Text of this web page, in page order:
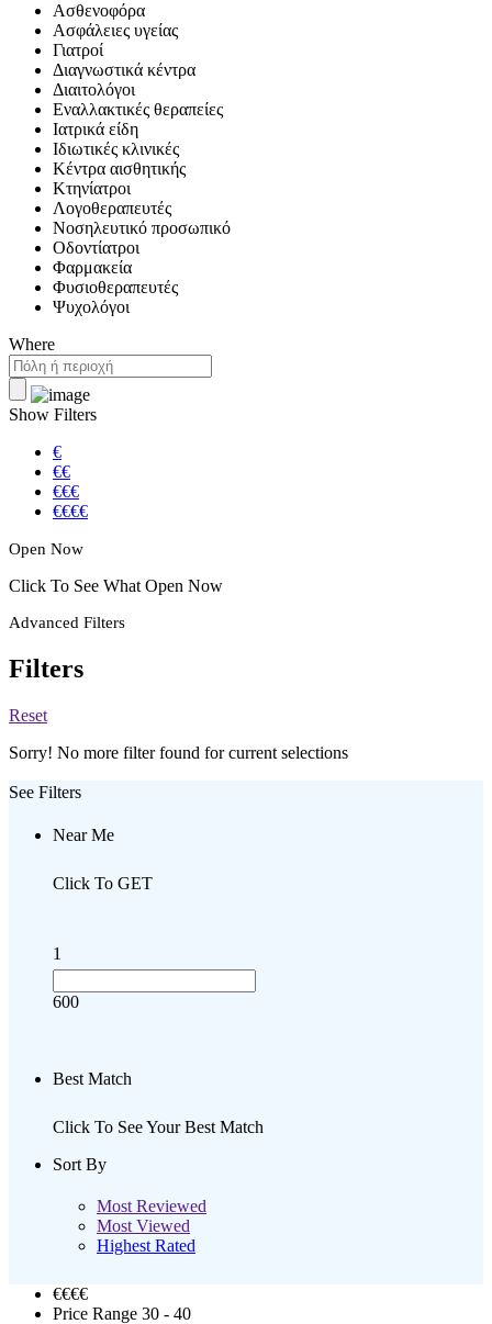
Ασθενοφόρα
Ασφάλειες υγείας
Γιατροί
Διαγνωστικά κέντρα
Διαιτολόγοι
Εναλλακτικές θεραπείες
Ιατρικά είδη
Ιδιωτικές κλινικές
Κέντρα αισθητικής
Κτηνίατροι
Λογοθεραπευτές
Νοσηλευτικό προσωπικό
Οδοντίατροι
Φαρμακεία
Φυσιοθεραπευτές
Ψυχολόγοι
Where
Show Filters
€
€€
€€€
€€€€
Open Now
Click To See What Open Now
Advanced Filters
Filters
Reset
Sorry! No more filter found for current selections
See Filters
Near Me
Click To GET
1
600
Best Match
Click To See Your Best Match
Sort By
Most Reviewed
Most Viewed
Highest Rated
€€€€
Price Range 30 - 40